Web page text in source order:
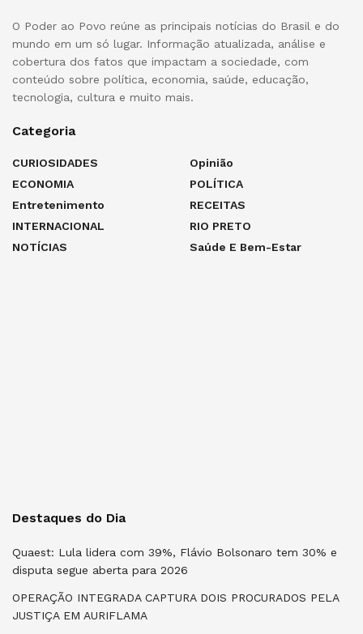
O Poder ao Povo reúne as principais notícias do Brasil e do
mundo em um só lugar. Informação atualizada, análise e
cobertura dos fatos que impactam a sociedade, com
conteúdo sobre política, economia, saúde, educação,
tecnologia, cultura e muito mais.
Categoria
CURIOSIDADES
ECONOMIA
Entretenimento
INTERNACIONAL
NOTÍCIAS
Opinião
POLÍTICA
RECEITAS
RIO PRETO
Saúde E Bem-Estar
Destaques do Dia
Quaest: Lula lidera com 39%, Flávio Bolsonaro tem 30% e
disputa segue aberta para 2026
OPERAÇÃO INTEGRADA CAPTURA DOIS PROCURADOS PELA
JUSTIÇA EM AURIFLAMA